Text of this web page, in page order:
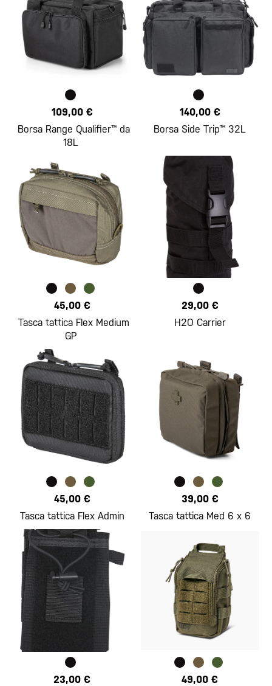
109,00 €
Borsa Range Qualifier™ da
18L
140,00 €
Borsa Side Trip™ 32L
45,00 €
Tasca tattica Flex Medium
GP
29,00 €
H2O Carrier
45,00 €
Tasca tattica Flex Admin
39,00 €
Tasca tattica Med 6 x 6
23,00 €
49,00 €